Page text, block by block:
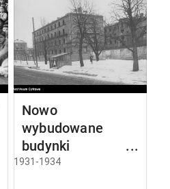
Nowo
wybudowane
budynki w
Częstochowie
1931-1934